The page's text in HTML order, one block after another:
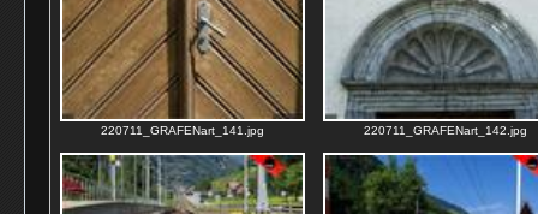
220711_GRAFENart_141.jpg 220711_GRAFENart_142.jpg